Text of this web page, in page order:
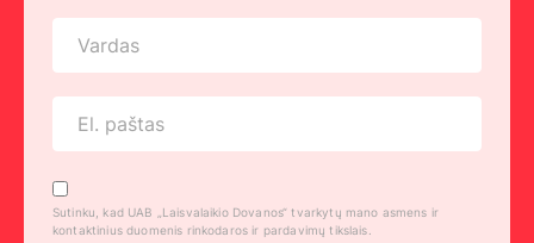
Sutinku, kad UAB „Laisvalaikio Dovanos“ tvarkytų mano asmens ir
kontaktinius duomenis rinkodaros ir pardavimų tikslais.